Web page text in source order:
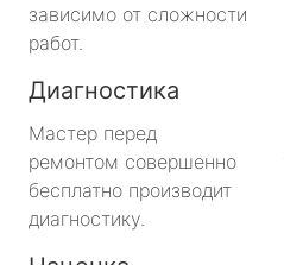
зависимо от сложности
работ.
Диагностика
Мастер перед
ремонтом совершенно
бесплатно производит
диагностику.